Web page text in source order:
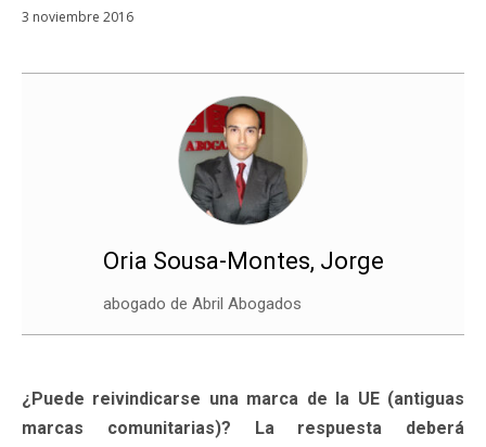
3 noviembre 2016
Oria Sousa-Montes, Jorge
abogado de Abril Abogados
¿Puede reivindicarse una marca de la UE (antiguas
marcas comunitarias)? La respuesta deberá